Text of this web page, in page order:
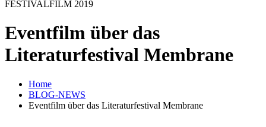
FESTIVALFILM 2019
Eventfilm über das
Literaturfestival Membrane
Home
BLOG-NEWS
Eventfilm über das Literaturfestival Membrane